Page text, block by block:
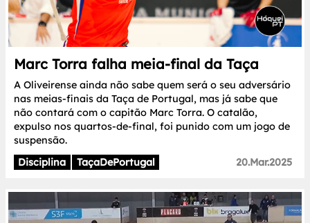
Marc Torra falha meia-final da Taça
A Oliveirense ainda não sabe quem será o seu adversário
nas meias-finais da Taça de Portugal, mas já sabe que
não contará com o capitão Marc Torra. O catalão,
expulso nos quartos-de-final, foi punido com um jogo de
suspensão.
Disciplina
TaçaDePortugal 20.Mar.2025